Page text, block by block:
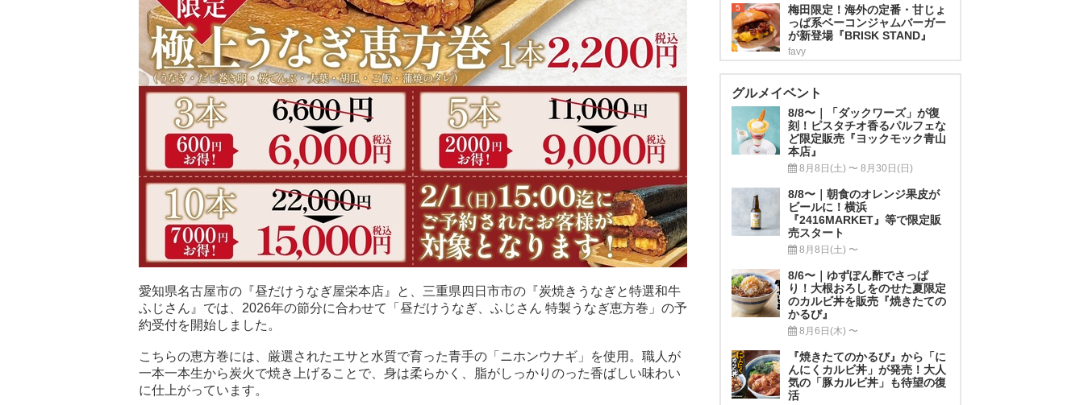
愛知県名古屋市の『昼だけうなぎ屋栄本店』と、三重県四日市市の『炭焼きうなぎと特選和牛
ふじさん』では、2026年の節分に合わせて「昼だけうなぎ、ふじさん 特製うなぎ恵方巻」の予
約受付を開始しました。
こちらの恵方巻には、厳選されたエサと水質で育った青手の「ニホンウナギ」を使用。職人が
一本一本生から炭火で焼き上げることで、身は柔らかく、脂がしっかりのった香ばしい味わい
に仕上がっています。
5
梅田限定！海外の定番・甘じょ
っぱ系ベーコンジャムバーガー
が新登場『BRISK STAND』
favy
グルメイベント
8/8〜｜「ダックワーズ」が復
刻！ピスタチオ香るパルフェな
ど限定販売『ヨックモック青山
本店』
8月8日(土) 〜 8月30日(日)
8/8〜｜朝食のオレンジ果皮が
ビールに！横浜
『2416MARKET』等で限定販
売スタート
8月8日(土) 〜
8/6〜｜ゆずぽん酢でさっぱ
り！大根おろしをのせた夏限定
のカルビ丼を販売『焼きたての
かるび』
8月6日(木) 〜
『焼きたてのかるび』から「に
んにくカルビ丼」が発売！大人
気の「豚カルビ丼」も待望の復
活